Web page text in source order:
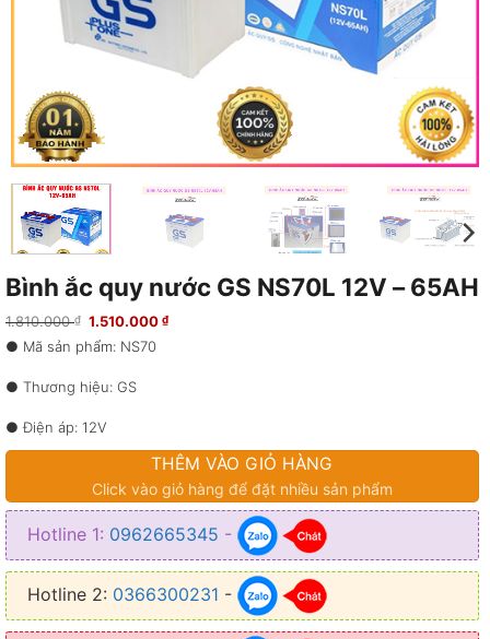
Bình ắc quy nước GS NS70L 12V – 65AH
1.810.000₫
Giá
là:
1.510.000 ₫Giá
● Mã sản phẩm: NS70
● Thương hiệu: GS
● Điện áp: 12V
● Kích thước (Dài x Rộng x Cao): 260 x 173 x 225 (mm)
● Loại bình: Ắc quy nước
● Xuất xứ: Việt Nam
● Thời gian sử dụng: 6 tháng
THÊM VÀO GIỎ HÀNG
Click vào giỏ hàng để đặt nhiều sản phẩm
Hotline 1: 0962665345 -
Hotline 2: 0366300231 -